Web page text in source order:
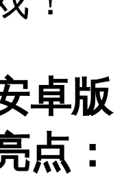
卓版
点：